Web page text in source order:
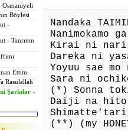
Osmaniyeli
Böylesi
-
- Tanrının
Ettim
Rasulallah
Şarkılar »
Nandaka
Nanimokamo
Kirai ni
Dareka ni
Yoyuu sae
Sara ni
(*) Sonna
Daiji na hito
Shimatte'tari
(**) (my